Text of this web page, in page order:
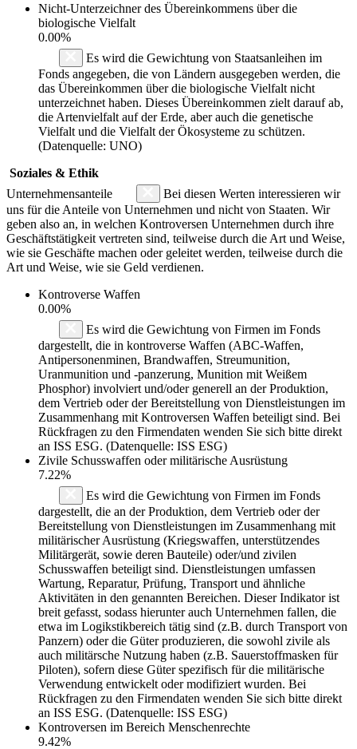
Nicht-Unterzeichner des Übereinkommens über die
biologische Vielfalt
0.00%
Es wird die Gewichtung von Staatsanleihen im
Fonds angegeben, die von Ländern ausgegeben werden, die
das Übereinkommen über die biologische Vielfalt nicht
unterzeichnet haben. Dieses Übereinkommen zielt darauf ab,
die Artenvielfalt auf der Erde, aber auch die genetische
Vielfalt und die Vielfalt der Ökosysteme zu schützen.
(Datenquelle: UNO)
Soziales & Ethik
Unternehmensanteile
Bei diesen Werten interessieren wir
uns für die Anteile von Unternehmen und nicht von Staaten. Wir
geben also an, in welchen Kontroversen Unternehmen durch ihre
Geschäftstätigkeit vertreten sind, teilweise durch die Art und Weise,
wie sie Geschäfte machen oder geleitet werden, teilweise durch die
Art und Weise, wie sie Geld verdienen.
Kontroverse Waffen
0.00%
Es wird die Gewichtung von Firmen im Fonds
dargestellt, die in kontroverse Waffen (ABC-Waffen,
Antipersonenminen, Brandwaffen, Streumunition,
Uranmunition und -panzerung, Munition mit Weißem
Phosphor) involviert und/oder generell an der Produktion,
dem Vertrieb oder der Bereitstellung von Dienstleistungen im
Zusammenhang mit Kontroversen Waffen beteiligt sind. Bei
Rückfragen zu den Firmendaten wenden Sie sich bitte direkt
an ISS ESG. (Datenquelle: ISS ESG)
Zivile Schusswaffen oder militärische Ausrüstung
7.22%
Es wird die Gewichtung von Firmen im Fonds
dargestellt, die an der Produktion, dem Vertrieb oder der
Bereitstellung von Dienstleistungen im Zusammenhang mit
militärischer Ausrüstung (Kriegswaffen, unterstützendes
Militärgerät, sowie deren Bauteile) oder/und zivilen
Schusswaffen beteiligt sind. Dienstleistungen umfassen
Wartung, Reparatur, Prüfung, Transport und ähnliche
Aktivitäten in den genannten Bereichen. Dieser Indikator ist
breit gefasst, sodass hierunter auch Unternehmen fallen, die
etwa im Logikstikbereich tätig sind (z.B. durch Transport von
Panzern) oder die Güter produzieren, die sowohl zivile als
auch militärsche Nutzung haben (z.B. Sauerstoffmasken für
Piloten), sofern diese Güter spezifisch für die militärische
Verwendung entwickelt oder modifiziert wurden. Bei
Rückfragen zu den Firmendaten wenden Sie sich bitte direkt
an ISS ESG. (Datenquelle: ISS ESG)
Kontroversen im Bereich Menschenrechte
9.42%